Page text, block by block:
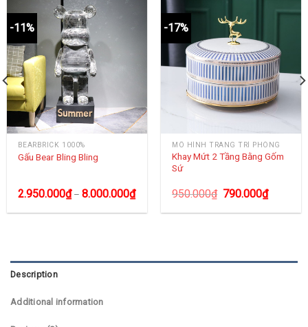
-11%
BEARBRICK 1000%
Gấu Bear Bling Bling
2.950.000₫– 8.000.000₫
-17%
MÔ HÌNH TRANG TRÍ PHÒNG
Khay Mứt 2 Tầng Bằng Gốm
Sứ
950.000₫ 790.000₫
Description
Additional information